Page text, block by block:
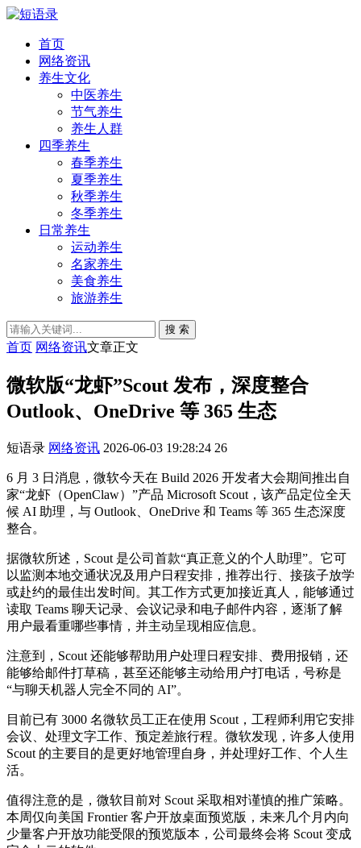
首页
网络资讯
养生文化
中医养生
节气养生
养生人群
四季养生
春季养生
夏季养生
秋季养生
冬季养生
日常养生
运动养生
名家养生
美食养生
旅游养生
搜 索
首页 网络资讯文章正文
微软版“龙虾”Scout 发布，深度整合
Outlook、OneDrive 等 365 生态
短语录 网络资讯 2026-06-03 19:28:24 26
6 月 3 日消息，微软今天在 Build 2026 开发者大会期间推出自
家“龙虾（OpenClaw）”产品 Microsoft Scout，该产品定位全天
候 AI 助理，与 Outlook、OneDrive 和 Teams 等 365 生态深度
整合。
据微软所述，Scout 是公司首款“真正意义的个人助理”。它可
以监测本地交通状况及用户日程安排，推荐出行、接孩子放学
或赴约的最佳出发时间。其工作方式更加接近真人，能够通过
读取 Teams 聊天记录、会议记录和电子邮件内容，逐渐了解
用户最看重哪些事情，并主动呈现相应信息。
注意到，Scout 还能够帮助用户处理日程安排、费用报销，还
能够给邮件打草稿，甚至还能够主动给用户打电话，号称是
“与聊天机器人完全不同的 AI”。
目前已有 3000 名微软员工正在使用 Scout，工程师利用它安排
会议、处理文字工作、预定差旅行程。微软发现，许多人使用
Scout 的主要目的是更好地管理自身，并处理好工作、个人生
活。
值得注意的是，微软目前对 Scout 采取相对谨慎的推广策略。
本周仅向美国 Frontier 客户开放桌面预览版，未来几个月内向
少量客户开放功能受限的预览版本，公司最终会将 Scout 变成